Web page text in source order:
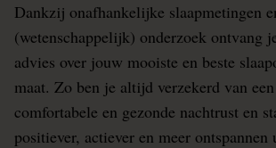
Dankzij onafhankelijke slaapmetingen
(wetenschappelijk) onderzoek ontvang
advies over jouw mooiste en beste
maat. Zo ben je altijd verzekerd van
comfortabele en gezonde nachtrust en
positiever, actiever en meer ontspannen